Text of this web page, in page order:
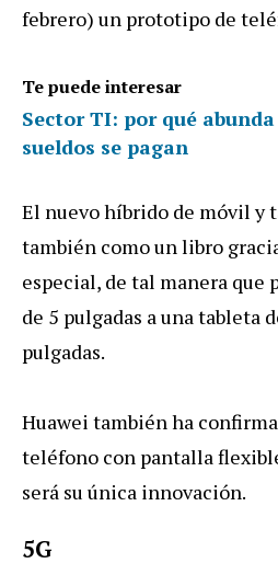
febrero) un prototipo de
Te puede interesar
Sector TI: por qué
sueldos se pagan
El nuevo híbrido de móvil y
también como un libro
especial, de tal manera que
de 5 pulgadas a una tableta
pulgadas.
Huawei también ha
teléfono con pantalla
será su única innovación.
5G